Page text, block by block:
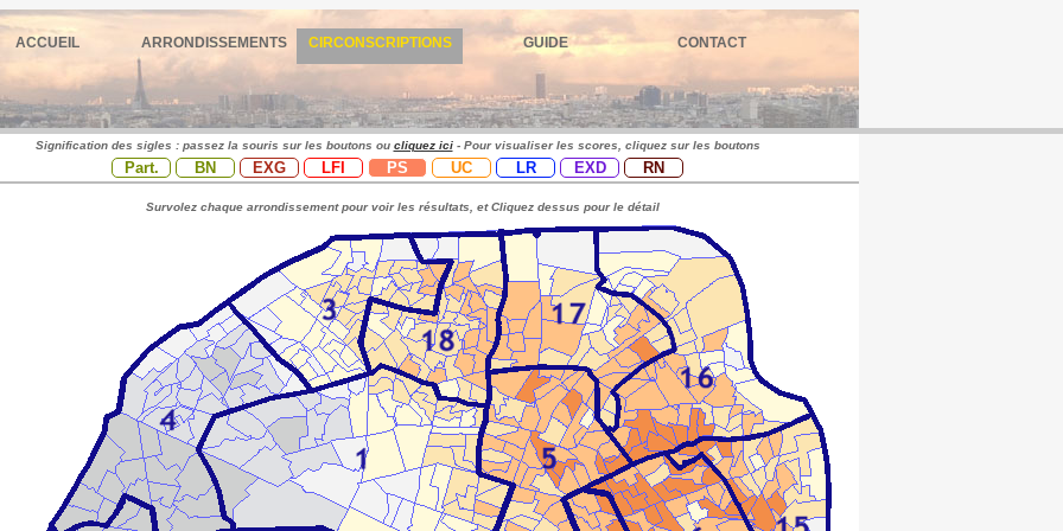
ACCUEIL ARRONDISSEMENTS CIRCONSCRIPTIONS GUIDE CONTACT
Signification des sigles : passez la souris sur les boutons ou cliquez ici- Pour visualiser les scores, cliquez sur les boutons
Part. BN EXG LFI PS UC LR EXD RN
Survolez chaque arrondissement pour voir les résultats, et Cliquez dessus pour le détail